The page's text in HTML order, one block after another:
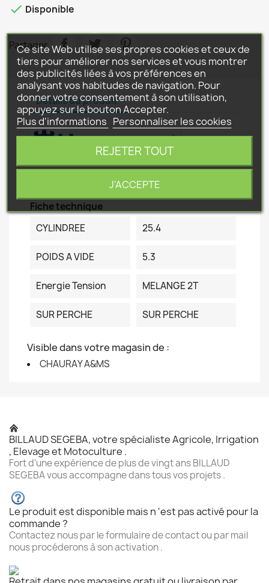
 Disponible
Partager
Détails du produit
Fiche technique
CYLINDREE
25.4
POIDS A VIDE 5.3
Energie Tension MELANGE 2T
SUR PERCHE SUR PERCHE
Visible dans votre magasin de :
CHAURAY A&MS
BILLAUD SEGEBA, votre spécialiste Agricole, Irrigation
, Elevage et Motoculture .
Fort d'une expérience de plus de vingt ans BILLAUD
SEGEBA vous accompagne dans tous vos projets .
Le produit est disponible mais n 'est pas activé pour la
commande ?
Contactez nous par le formulaire de contact ou par mail
nous procéderons à son activation .
Ce site Web utilise ses propres cookies et ceux de
tiers pour améliorer nos services et vous montrer
des publicités liées à vos préférences en
analysant vos habitudes de navigation. Pour
donner votre consentement à son utilisation,
appuyez sur le bouton Accepter.
Plus d'informations Personnaliser les cookies
REJETER TOUT
J'ACCEPTE